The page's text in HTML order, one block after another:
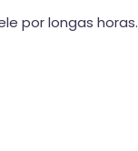
por longas horas.